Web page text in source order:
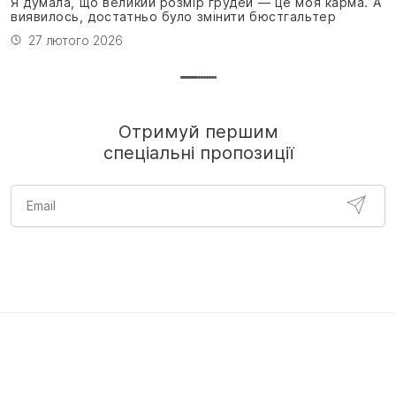
виявилось, достатньо було змінити бюстгальтер
27 лютого 2026
Отримуй першим
спеціальні пропозиції